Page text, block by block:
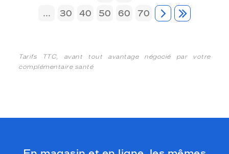
...
30 40 50 60 70
Tarifs TTC, avant tout avantage négocié par votre
complémentaire santé